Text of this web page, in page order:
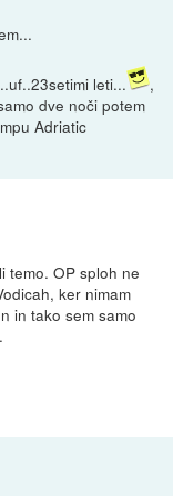
leti...
,
dve noči potem
Adriatic
temo. OP sploh ne
ker nimam
in tako sem samo